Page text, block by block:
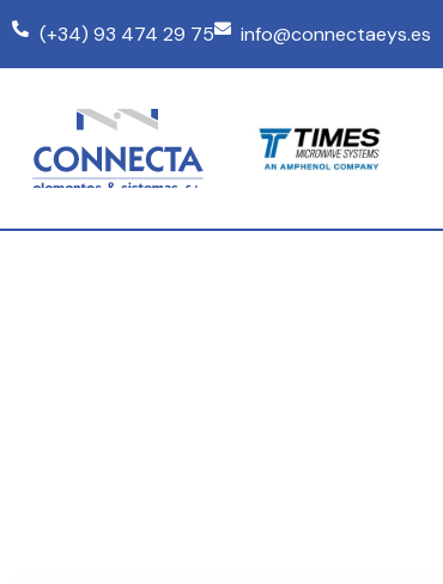
(+34) 93 474 29 75 info@connectaeys.es